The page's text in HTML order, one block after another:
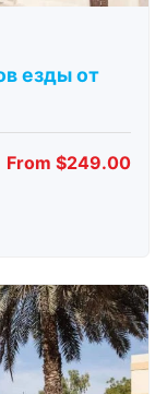
езды от
From $249.00